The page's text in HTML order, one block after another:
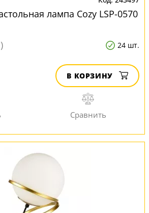
лампа Cozy LSP-0570
24 шт.
В КОРЗИНУ